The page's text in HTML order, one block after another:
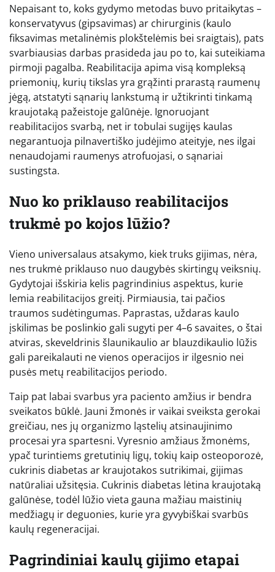
Nepaisant to, koks gydymo metodas buvo pritaikytas –
konservatyvus (gipsavimas) ar chirurginis (kaulo
fiksavimas metalinėmis plokštelėmis bei sraigtais), pats
svarbiausias darbas prasideda jau po to, kai suteikiama
pirmoji pagalba. Reabilitacija apima visą kompleksą
priemonių, kurių tikslas yra grąžinti prarastą raumenų
jėgą, atstatyti sąnarių lankstumą ir užtikrinti tinkamą
kraujotaką pažeistoje galūnėje. Ignoruojant
reabilitacijos svarbą, net ir tobulai sugijęs kaulas
negarantuoja pilnavertiško judėjimo ateityje, nes ilgai
nenaudojami raumenys atrofuojasi, o sąnariai
sustingsta.
Nuo ko priklauso reabilitacijos
trukmė po kojos lūžio?
Vieno universalaus atsakymo, kiek truks gijimas, nėra,
nes trukmė priklauso nuo daugybės skirtingų veiksnių.
Gydytojai išskiria kelis pagrindinius aspektus, kurie
lemia reabilitacijos greitį. Pirmiausia, tai pačios
traumos sudėtingumas. Paprastas, uždaras kaulo
įskilimas be poslinkio gali sugyti per 4–6 savaites, o štai
atviras, skeveldrinis šlaunikaulio ar blauzdikaulio lūžis
gali pareikalauti ne vienos operacijos ir ilgesnio nei
pusės metų reabilitacijos periodo.
Taip pat labai svarbus yra paciento amžius ir bendra
sveikatos būklė. Jauni žmonės ir vaikai sveiksta gerokai
greičiau, nes jų organizmo ląstelių atsinaujinimo
procesai yra spartesni. Vyresnio amžiaus žmonėms,
ypač turintiems gretutinių ligų, tokių kaip osteoporozė,
cukrinis diabetas ar kraujotakos sutrikimai, gijimas
natūraliai užsitęsia. Cukrinis diabetas lėtina kraujotaką
galūnėse, todėl lūžio vieta gauna mažiau maistinių
medžiagų ir deguonies, kurie yra gyvybiškai svarbūs
kaulų regeneracijai.
Pagrindiniai kaulų gijimo etapai